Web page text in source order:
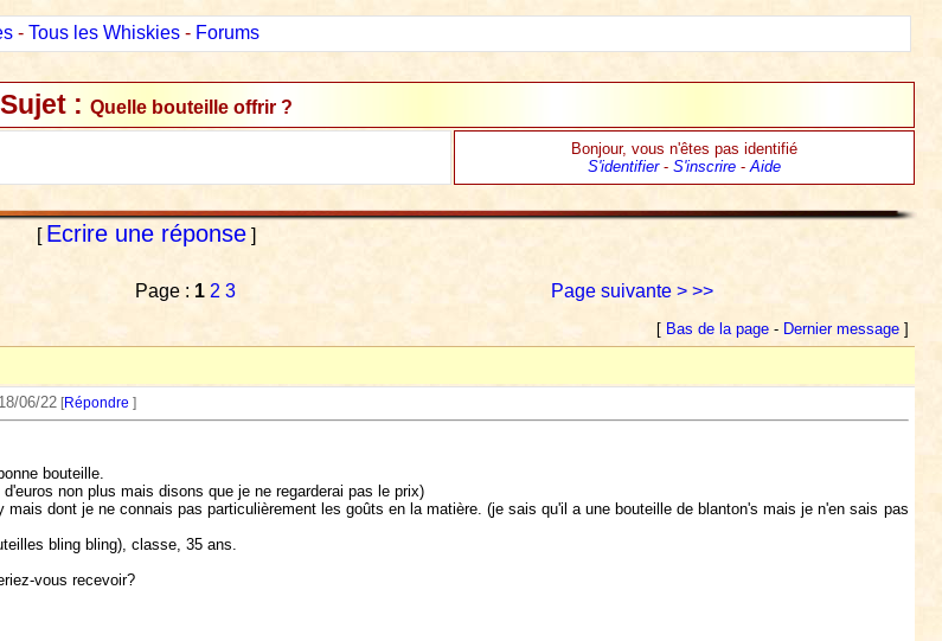
- Tous les Whiskies- Forums
Sujet : Quelle bouteille offrir ?
Bonjour, vous n'êtes pas identifié
S'identifier- S'inscrire-Aide
[ Ecrire une réponse]
Page : 1 2 3 Page suivante > >>
[ Bas de la page- Dernier message]
18/06/22[Répondre ]
bouteille.
non plus mais disons que je ne regarderai pas le prix)
mais dont je ne connais pas particulièrement les goûts en la matière. (je sais qu'il a une bouteille de blanton's mais je n'en sais pas
bling bling), classe, 35 ans.
vous recevoir?